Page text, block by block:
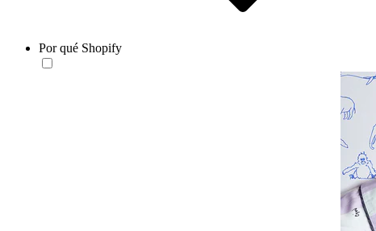
Por qué Shopify